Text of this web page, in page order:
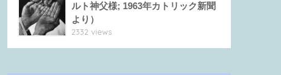
ルト神父様; 1963年カトリック新聞
より）
2332 views